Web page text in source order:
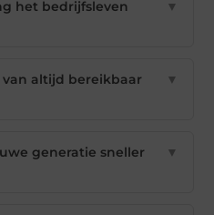
het bedrijfsleven
▼
altijd bereikbaar
▼
generatie sneller
▼